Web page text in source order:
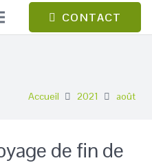
CONTACT
Accueil 2021 août
de fin de